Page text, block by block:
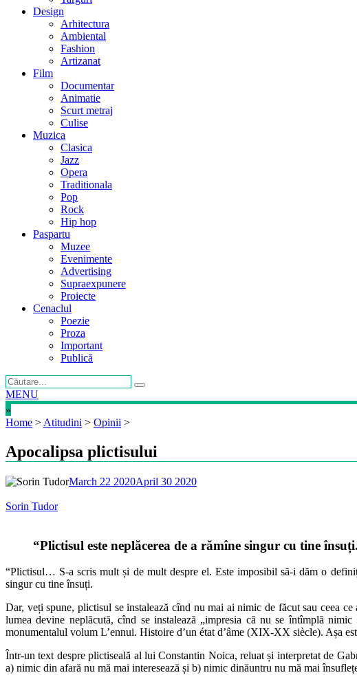
Design
Arhitectura
Ambiental
Fashion
Artizanat
Film
Documentar
Animatie
Scurt metraj
Culise
Muzica
Clasica
Jazz
Opera
Traditionala
Pop
Rock
Hip hop
Paspartu
Muzee
Evenimente
Advertising
Supraexpunere
Proiecte
Cenaclul
Poezie
Proza
Important
Publică
MENU
»
Home > Atitudini > Opinii >
Apocalipsa plictisului
March 22 2020April 30 2020
Sorin Tudor
“Plictisul este neplăcerea de a rămîne singur cu tine
“Plictisul… S-a scris mult și de mult despre el. Este imposibil să-i dăm o
singur cu tine însuți.
Dar, veți spune, plictisul se instalează cînd nu mai ai nimic de făcut sau ceea
lumea devine neplăcută, cînd se instalează „impresia că nu se întîmplă
monumentalul volum L’ennui. Histoire d’un état d’âme (XIX-XX siècle). Așa
Într-un text despre plictiseală al lui Constantin Noica, reluat și interpretat de
a) nimic din afară nu mă mai interesează și b) nimic dinăuntru nu mă mai